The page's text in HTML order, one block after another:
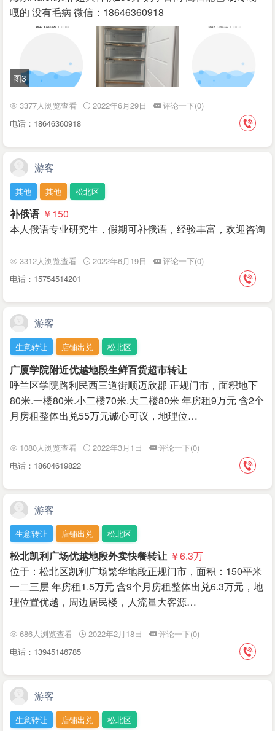
嘎的 没有毛病 微信：18646360918
图3
3377人浏览查看 2022年6月29日
评论一下(0)
电话：18646360918
游客
其他 其他 松北区
补俄语 ￥150
本人俄语专业研究生，假期可补俄语，经验丰富，欢迎咨询
3312人浏览查看 2022年6月19日
评论一下(0)
电话：15754514201
游客
生意转让 店铺出兑 松北区
广厦学院附近优越地段生鲜百货超市转让
呼兰区学院路利民西三道街顺迈欣郡 正规门市，面积地下
80米.一楼80米.小二楼70米.大二楼80米 年房租9万元 含2个
月房租整体出兑55万元诚心可议，地理位…
1080人浏览查看 2022年3月1日
评论一下(0)
电话：18604619822
游客
生意转让 店铺出兑 松北区
松北凯利广场优越地段外卖快餐转让 ￥6.3万
位于：松北区凯利广场繁华地段正规门市，面积：150平米
一二三层 年房租1.5万元 含9个月房租整体出兑6.3万元，地
理位置优越，周边居民楼，人流量大客源…
686人浏览查看 2022年2月18日
评论一下(0)
电话：13945146785
游客
生意转让 店铺出兑 松北区